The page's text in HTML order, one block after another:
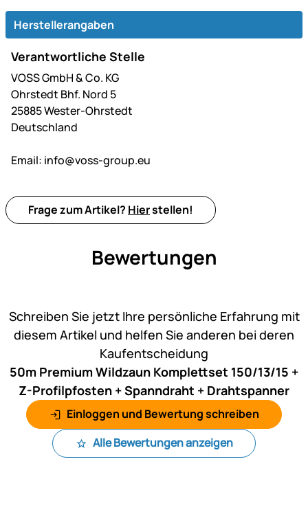
Herstellerangaben
Verantwortliche Stelle
VOSS GmbH & Co. KG
Ohrstedt Bhf. Nord 5
25885 Wester-Ohrstedt
Deutschland
Email: info@voss-group.eu
Frage zum Artikel? Hierstellen!
Bewertungen
Schreiben Sie jetzt Ihre persönliche Erfahrung mit
diesem Artikel und helfen Sie anderen bei deren
Kaufentscheidung
50m Premium Wildzaun Komplettset 150/13/15 +
Z-Profilpfosten + Spanndraht + Drahtspanner
Einloggen und Bewertung schreiben
Alle Bewertungen anzeigen